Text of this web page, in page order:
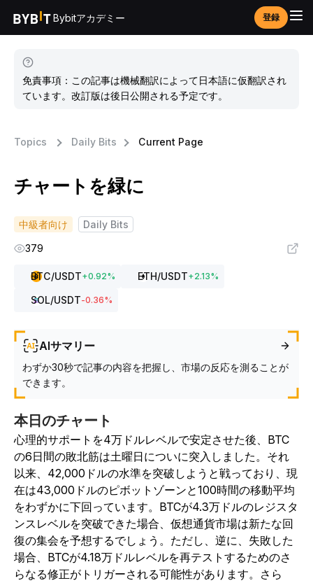
Bybitアカデミー 登録
免責事項：この記事は機械翻訳によって日本語に仮翻訳され
ています。改訂版は後日公開される予定です。
Topics Daily Bits Current Page
チャートを緑に
中級者向け
Daily Bits
379
BTC/USDT+0.92% ETH/USDT+2.13%
SOL/USDT-0.36%
AIサマリー
わずか30秒で記事の内容を把握し、市場の反応を測ることが
できます。
本日のチャート
心理的サポートを4万ドルレベルで安定させた後、BTC
の6日間の敗北筋は土曜日についに突入しました。それ
以来、42,000ドルの水準を突破しようと戦っており、現
在は43,000ドルのピボットゾーンと100時間の移動平均
をわずかに下回っています。BTCが4.3万ドルのレジスタ
ンスレベルを突破できた場合、仮想通貨市場は新たな回
復の集会を予想するでしょう。ただし、逆に、失敗した
場合、BTCが4.18万ドルレベルを再テストするためのさ
らなる修正がトリガーされる可能性があります。さら